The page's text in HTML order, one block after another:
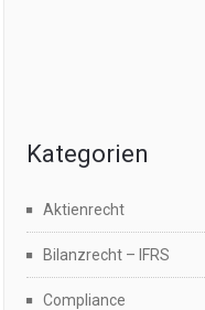
Kategorien
Aktienrecht
Bilanzrecht – IFRS
Compliance